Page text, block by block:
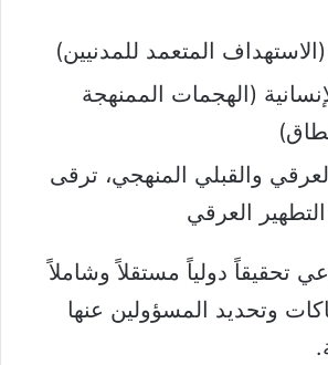
المتعمد للمدنيين)
(الهجمات الممنهجة
والقبلي المنهجي، ترقى
العرقي
تحقيقاً دولياً مستقلاً وشاملاً
وتحديد المسؤولين عنها